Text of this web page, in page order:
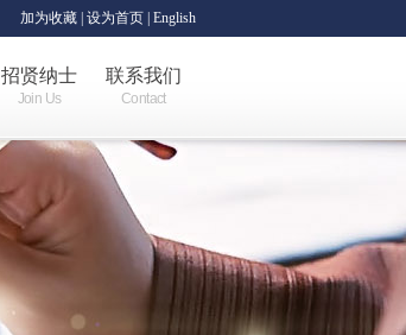
加为收藏 设为首页 | English
联系我们
Contact
招贤纳士
Join Us